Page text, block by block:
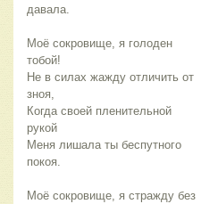
давала.
Моё сокровище, я голоден
тобой!
Не в силах жажду отличить от
зноя,
Когда своей пленительной
рукой
Меня лишала ты беспутного
покоя.
Моё сокровище, я стражду без